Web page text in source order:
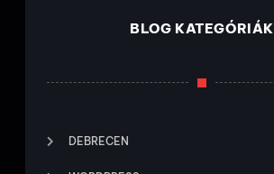
BLOG KATEGÓRIÁK
DEBRECEN